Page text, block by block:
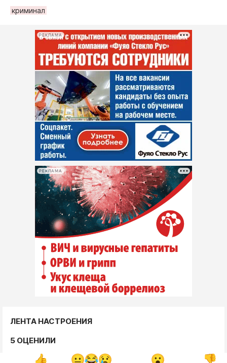
криминал
РЕКЛАМА
РЕКЛАМА
ЛЕНТА НАСТРОЕНИЯ
5 ОЦЕНИЛИ